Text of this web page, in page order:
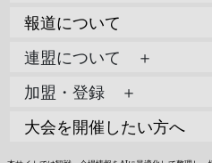
報道について
連盟について ＋
加盟・登録 ＋
大会を開催したい方へ